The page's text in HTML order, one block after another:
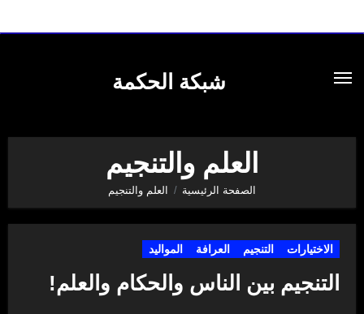
شبكة الحكمة
العلم والتنجيم
الصفحة الرئيسية العلم والتنجيم
الاختيارات التنجيم العرافة المواليد
التنجيم بين الناس والحكام والعلم!